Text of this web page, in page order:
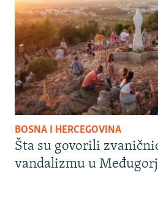
BOSNA I HERCEGOVINA
Šta su govorili
vandalizmu u